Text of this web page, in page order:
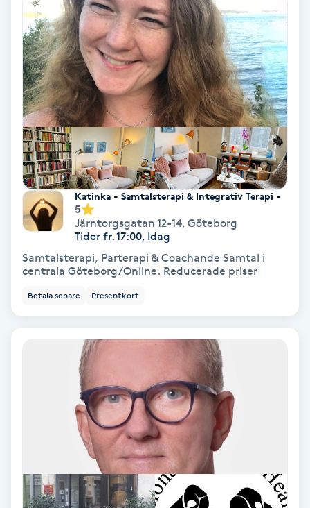
Ansiktsbehandling djuprengörande
Babylights
Balayage
Bambumassage
Barber
Barnklippning
BIAB
Blowout
Bottenfärg
Brynformning
Brynfärgning
Bröllopsuppsättning
Katinka - Samtalsterapi & Integrativ Terapi -
5
Järntorgsgatan 12-14, Göteborg
Tider fr. 17:00, Idag
Samtalsterapi, Parterapi & Coachande Samtal i
centrala Göteborg/Online. Reducerade priser
Betala senare Presentkort